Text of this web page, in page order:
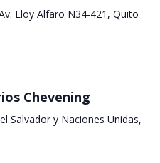
Eloy Alfaro N34-421, Quito
Chevening
Salvador y Naciones Unidas,